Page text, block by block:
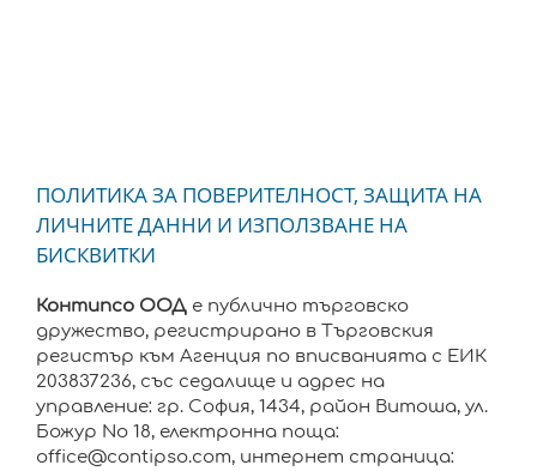
ПОЛИТИКА ЗА ПОВЕРИТЕЛНОСТ, ЗАЩИТА НА
ЛИЧНИТЕ ДАННИ И ИЗПОЛЗВАНЕ НА
БИСКВИТКИ
Контипсо ООД е публично търговско
дружество, регистрирано в Търговския
регистър към Агенция по вписванията с ЕИК
203837236, със седалище и адрес на
управление: гр. София, 1434, район Витоша, ул.
Божур No 18, електронна поща:
office@contipso.com, интернет страница: